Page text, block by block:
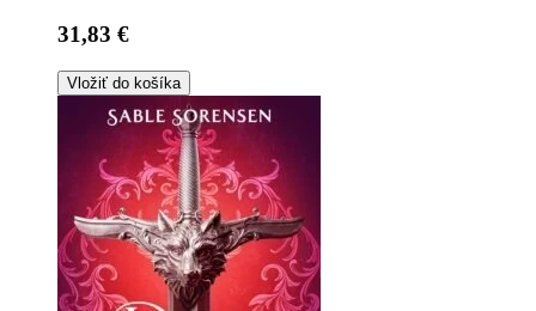
31,83 €
Vložiť do košíka